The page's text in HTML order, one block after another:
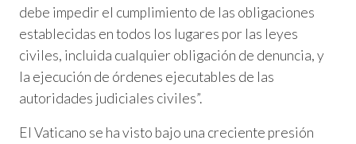
debe impedir el cumplimiento de las obligaciones
establecidas en todos los lugares por las leyes
civiles, incluida cualquier obligación de denuncia, y
la ejecución de órdenes ejecutables de las
autoridades judiciales civiles”.
El Vaticano se ha visto bajo una creciente presión